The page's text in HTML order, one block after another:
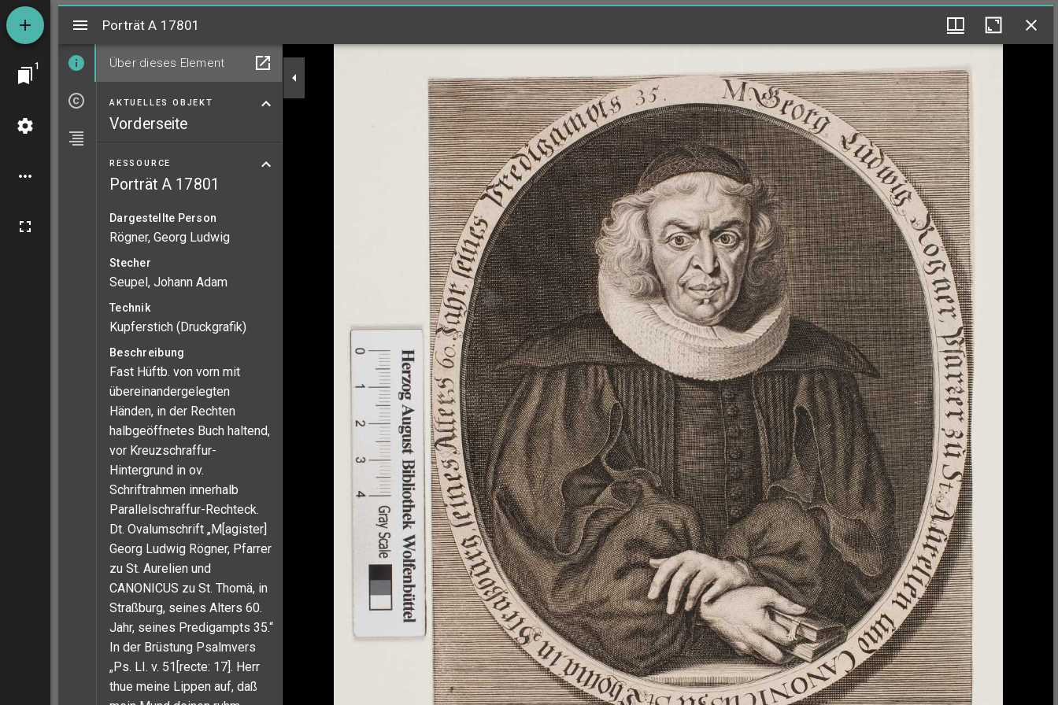
1
MiradorPorträt A 17801
Über dieses Element
AKTUELLES OBJEKT
Vorderseite
RESSOURCE
Porträt A 17801
Dargestellte Person
Rögner, Georg Ludwig
Stecher
Seupel, Johann Adam
Technik
Kupferstich (Druckgrafik)
Beschreibung
Fast Hüftb. von vorn mit
übereinandergelegten
Händen, in der Rechten
halbgeöffnetes Buch haltend,
vor Kreuzschraffur-
Hintergrund in ov.
Schriftrahmen innerhalb
Parallelschraffur-Rechteck.
Dt. Ovalumschrift „M[agister]
Georg Ludwig Rögner, Pfarrer
zu St. Aurelien und
CANONICUS zu St. Thomä, in
Straßburg, seines Alters 60.
Jahr, seines Predigampts 35.“
In der Brüstung Psalmvers
„Ps. LI. v. 51[recte: 17]. Herr
thue meine Lippen auf, daß
Porträt A 17801